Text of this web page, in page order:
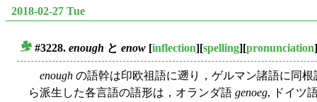
2018-02-27 Tue
#3228. enough と enow [inflection][spelling][pronunciation
enough の語幹は印欧祖語に遡り，ゲルマン諸語に同
ら派生した各言語の語形は，オランダ語 genoeg, ドイツ